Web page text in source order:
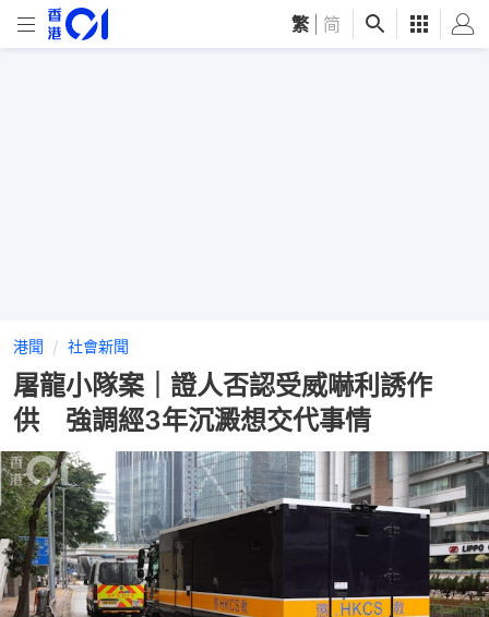
繁 简
港聞 社會新聞
屠龍小隊案｜證人否認受威嚇利誘作
供 強調經3年沉澱想交代事情